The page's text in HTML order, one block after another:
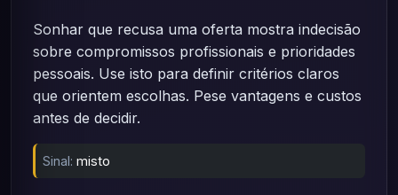
Sonhar que recusa uma oferta mostra indecisão
sobre compromissos profissionais e prioridades
pessoais. Use isto para definir critérios claros
que orientem escolhas. Pese vantagens e custos
antes de decidir.
Sinal: misto